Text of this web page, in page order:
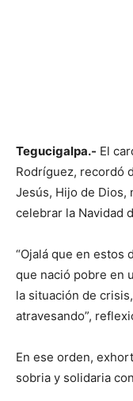
Tegucigalpa.- El
Rodríguez, recordó
Jesús, Hijo de Dios,
celebrar la Navidad
“Ojalá que en estos
que nació pobre en
la situación de
atravesando”,
En ese orden,
sobria y solidaria